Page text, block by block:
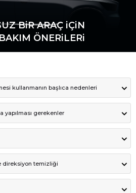
BiR ARAÇ iÇiN
ÖNERiLERi
kullanmanın başlıca nedenleri
yapılması gerekenler
direksiyon temizliği